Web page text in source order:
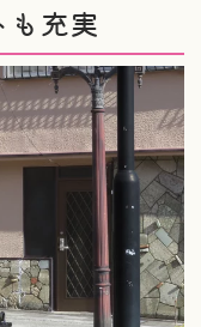
充実